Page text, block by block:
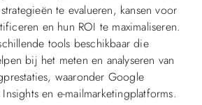
te evalueren, kansen voor
en hun ROI te maximaliseren.
tools beschikbaar die
bij het meten en analyseren van
waaronder Google
en e-mailmarketingplatforms.